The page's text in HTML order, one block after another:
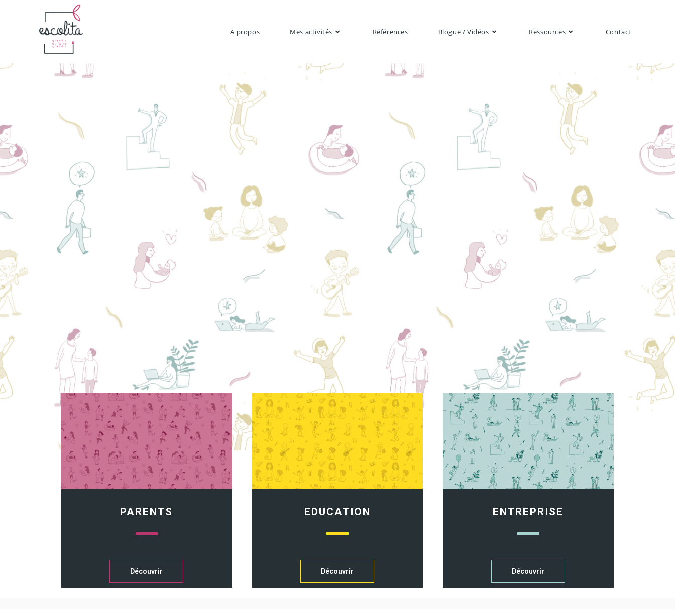
A propos Mes activités Références Blogue / Vidéos Ressources Contact
PARENTS
Découvrir
EDUCATION
Découvrir
ENTREPRISE
Découvrir